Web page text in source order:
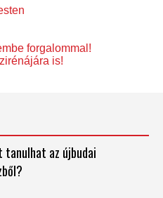
forgalommal!
is!
tanulhat az újbudai